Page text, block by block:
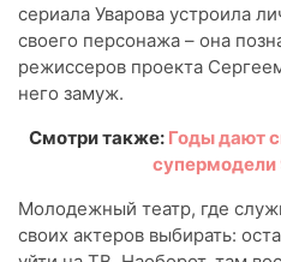
сериала Уварова устроила
своего персонажа – она
режиссеров проекта
него замуж.
Смотри также: Годы дают
Молодежный театр, где
своих актеров выбирать: